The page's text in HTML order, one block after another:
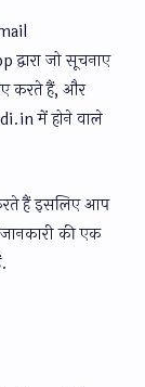
जो सूचनाए
करते हैं, और
में होने वाले
हैं इसलिए आप
की एक